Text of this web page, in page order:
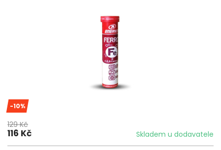
-10%
129 Kč
116 Kč Skladem u dodavatele